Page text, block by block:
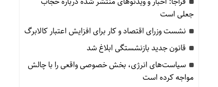
جعلی است
نشست وزرای اقتصاد و کار برای افزایش اعتبار کالابرگ
قانون جدید بازنشستگی ابلاغ شد
سیاست‌های انرژی، بخش خصوصی واقعی را با چالش
مواجه کرده است